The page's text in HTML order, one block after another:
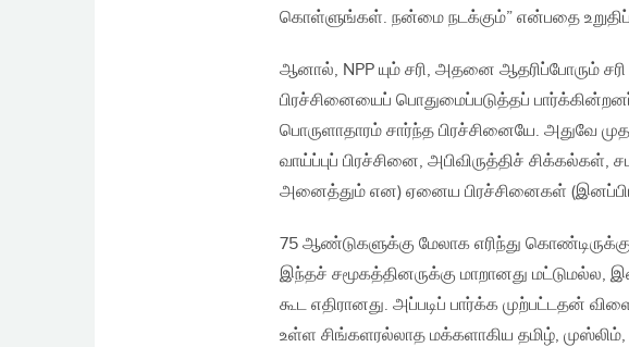
கொள்ளுங்கள். நன்மை நடக்கும்” என்பதை
ஆனால், NPP யும் சரி, அதனை ஆதரிப்போரும்
பிரச்சினையைப் பொதுமைப்படுத்தப்
பொருளாதாரம் சார்ந்த பிரச்சினையே.
வாய்ப்புப் பிரச்சினை, அபிவிருத்திச்
அனைத்தும் என) ஏனைய பிரச்சினைகள்
75 ஆண்டுகளுக்கு மேலாக எரிந்து
இந்தச் சமூகத்தினருக்கு மாறானது
கூட எதிரானது. அப்படிப் பார்க்க முற்பட்டதன்
உள்ள சிங்களரல்லாத மக்களாகிய தமிழ்,